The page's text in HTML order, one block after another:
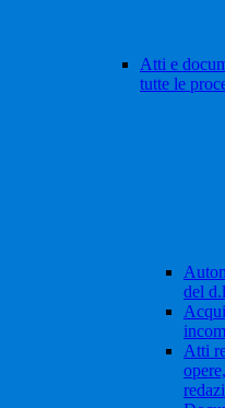
Atti e
tutte le
del
Atti